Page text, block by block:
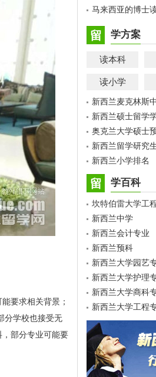
要求相关背景；
分学校也接受无
部分专业可能要
马来西亚的博士
留 学方案
读本科
读小学
新西兰麦克林斯
新西兰硕士留学
奥克兰大学硕士
新西兰留学研究
新西兰小学排名
留 学百科
坎特伯雷大学工
新西兰中学
新西兰会计专业
新西兰预科
新西兰大学园艺
新西兰大学护理
新西兰大学商科
新西兰大学工程